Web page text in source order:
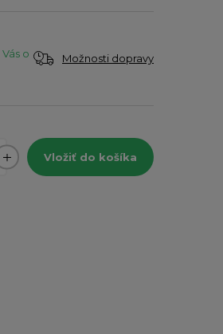
o
Možnosti dopravy
Vložiť do košíka